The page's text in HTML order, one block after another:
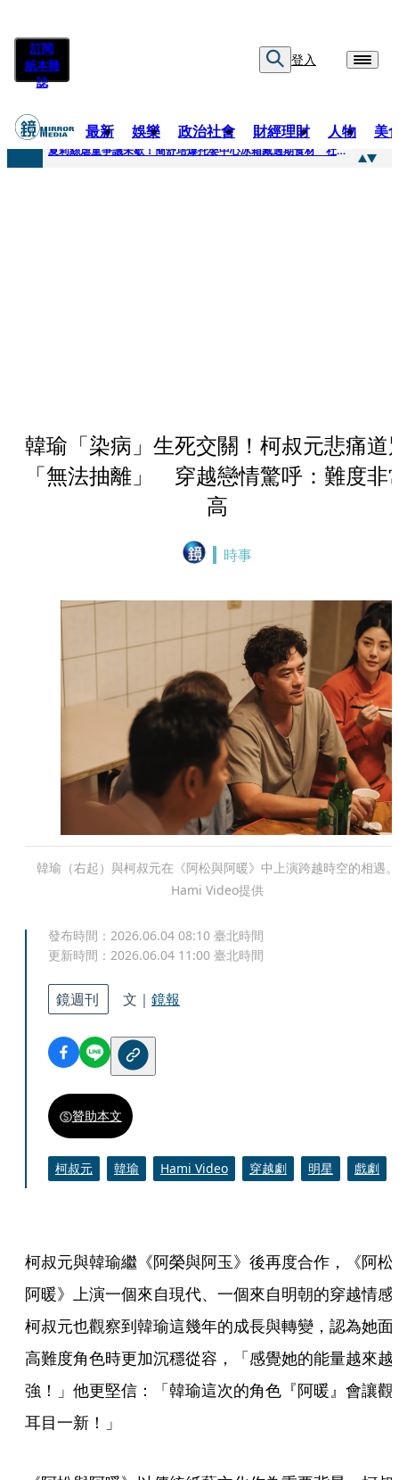
訂閱
紙本雜
誌
登入
最新 娛樂 政治社會 財經理財 人物 美
快訊
夏莉絲虐童爭議未歇！簡舒培爆托嬰中心冰箱藏過期食材 社會局稽查「業者竟已現場等候」
韓瑜「染病」生死交關！柯叔元悲痛道
「無法抽離」 穿越戀情驚呼：難度非
高
時事
韓瑜（右起）與柯叔元在《阿松與阿暖》中上演跨越時空的相遇。
Hami Video提供
發布時間： 2026.06.04 08:10 臺北時間
更新時間： 2026.06.04 11:00 臺北時間
鏡週刊 文｜ 鏡報
贊助本文
柯叔元 韓瑜 Hami Video 穿越劇 明星 戲劇
柯叔元與韓瑜繼《阿榮與阿玉》後再度合作，《阿松
阿暖》上演一個來自現代、一個來自明朝的穿越情感
柯叔元也觀察到韓瑜這幾年的成長與轉變，認為她面
高難度角色時更加沉穩從容，「感覺她的能量越來越
強！」他更堅信：「韓瑜這次的角色『阿暖』會讓觀
耳目一新！」